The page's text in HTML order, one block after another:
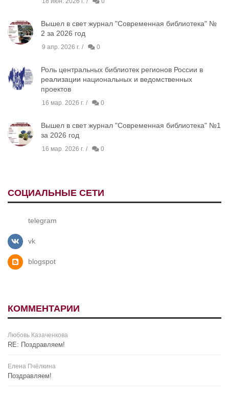
Вышел в свет журнал "Современная библиотека" №
2 за 2026 год
9 апр. 2026 г. 0
Роль центральных библиотек регионов России в
реализации национальных и ведомственных
проектов
16 мар. 2026 г. 0
Вышел в свет журнал "Современная библиотека" №1
за 2026 год
16 мар. 2026 г. 0
СОЦИАЛЬНЫЕ СЕТИ
telegram
vk
blogspot
КОММЕНТАРИИ
Любовь Казаченкова
RE: Поздравляем!
Елена Пчёлкина
Поздравляем!